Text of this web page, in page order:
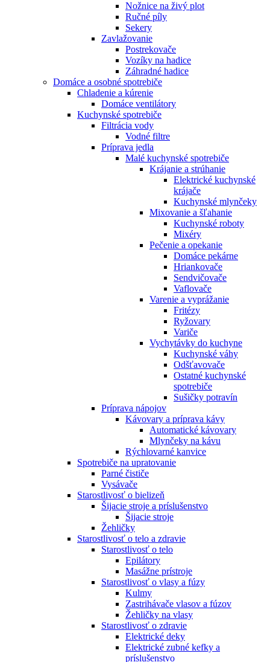
Nožnice na živý plot
Ručné píly
Sekery
Zavlažovanie
Postrekovače
Vozíky na hadice
Záhradné hadice
Domáce a osobné spotrebiče
Chladenie a kúrenie
Domáce ventilátory
Kuchynské spotrebiče
Filtrácia vody
Vodné filtre
Príprava jedla
Malé kuchynské spotrebiče
Krájanie a strúhanie
Elektrické kuchynské
krájače
Kuchynské mlynčeky
Mixovanie a šľahanie
Kuchynské roboty
Mixéry
Pečenie a opekanie
Domáce pekárne
Hriankovače
Sendvičovače
Vaflovače
Varenie a vyprážanie
Fritézy
Ryžovary
Variče
Vychytávky do kuchyne
Kuchynské váhy
Odšťavovače
Ostatné kuchynské
spotrebiče
Sušičky potravín
Príprava nápojov
Kávovary a príprava kávy
Automatické kávovary
Mlynčeky na kávu
Rýchlovarné kanvice
Spotrebiče na upratovanie
Parné čističe
Vysávače
Starostlivosť o bielizeň
Šijacie stroje a príslušenstvo
Šijacie stroje
Žehličky
Starostlivosť o telo a zdravie
Starostlivosť o telo
Epilátory
Masážne prístroje
Starostlivosť o vlasy a fúzy
Kulmy
Zastrihávače vlasov a fúzov
Žehličky na vlasy
Starostlivosť o zdravie
Elektrické deky
Elektrické zubné kefky a
príslušenstvo